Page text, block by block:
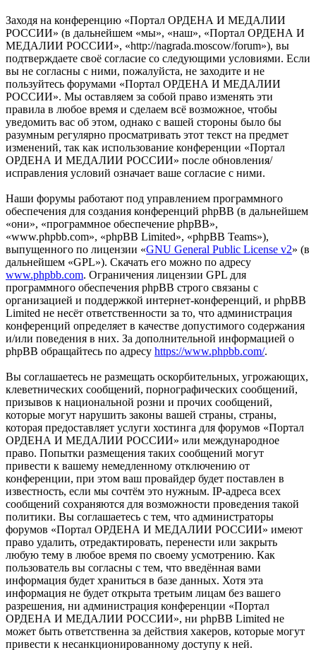
Заходя на конференцию «Портал ОРДЕНА И МЕДАЛИИ
РОССИИ» (в дальнейшем «мы», «наш», «Портал ОРДЕНА И
МЕДАЛИИ РОССИИ», «http://nagrada.moscow/forum»), вы
подтверждаете своё согласие со следующими условиями. Если
вы не согласны с ними, пожалуйста, не заходите и не
пользуйтесь форумами «Портал ОРДЕНА И МЕДАЛИИ
РОССИИ». Мы оставляем за собой право изменять эти
правила в любое время и сделаем всё возможное, чтобы
уведомить вас об этом, однако с вашей стороны было бы
разумным регулярно просматривать этот текст на предмет
изменений, так как использование конференции «Портал
ОРДЕНА И МЕДАЛИИ РОССИИ» после обновления/
исправления условий означает ваше согласие с ними.
Наши форумы работают под управлением программного
обеспечения для создания конференций phpBB (в дальнейшем
«они», «программное обеспечение phpBB»,
«www.phpbb.com», «phpBB Limited», «phpBB Teams»),
выпущенного по лицензии «GNU General Public License v2» (в
дальнейшем «GPL»). Скачать его можно по адресу
www.phpbb.com. Ограничения лицензии GPL для
программного обеспечения phpBB строго связаны с
организацией и поддержкой интернет-конференций, и phpBB
Limited не несёт ответственности за то, что администрация
конференций определяет в качестве допустимого содержания
и/или поведения в них. За дополнительной информацией о
phpBB обращайтесь по адресу https://www.phpbb.com/.
Вы соглашаетесь не размещать оскорбительных, угрожающих,
клеветнических сообщений, порнографических сообщений,
призывов к национальной розни и прочих сообщений,
которые могут нарушить законы вашей страны, страны,
которая предоставляет услуги хостинга для форумов «Портал
ОРДЕНА И МЕДАЛИИ РОССИИ» или международное
право. Попытки размещения таких сообщений могут
привести к вашему немедленному отключению от
конференции, при этом ваш провайдер будет поставлен в
известность, если мы сочтём это нужным. IP-адреса всех
сообщений сохраняются для возможности проведения такой
политики. Вы соглашаетесь с тем, что администраторы
форумов «Портал ОРДЕНА И МЕДАЛИИ РОССИИ» имеют
право удалить, отредактировать, перенести или закрыть
любую тему в любое время по своему усмотрению. Как
пользователь вы согласны с тем, что введённая вами
информация будет храниться в базе данных. Хотя эта
информация не будет открыта третьим лицам без вашего
разрешения, ни администрация конференции «Портал
ОРДЕНА И МЕДАЛИИ РОССИИ», ни phpBB Limited не
может быть ответственна за действия хакеров, которые могут
привести к несанкционированному доступу к ней.